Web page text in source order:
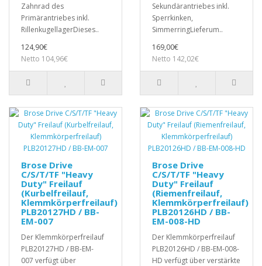
Zahnrad des
Primärantriebes inkl.
RillenkugellagerDies es..
124,90€
Netto 104,96€
Sekundärantriebes inkl.
Sperrkinken,
SimmerringLieferum..
169,00€
Netto 142,02€
Brose Drive
C/S/T/TF "Heavy
Duty" Freilauf
(Kurbelfreilauf,
Klemmkörperfreilauf)
PLB20127HD / BB-
EM-007
Der Klemmkörperfreilauf
PLB20127HD / BB-EM-
007 verfügt über
Brose Drive
C/S/T/TF "Heavy
Duty" Freilauf
(Riemenfreilauf,
Klemmkörperfreilauf)
PLB20126HD / BB-
EM-008-HD
Der Klemmkörperfreilauf
PLB20126HD / BB-EM-008-
HD verfügt über verstärkte